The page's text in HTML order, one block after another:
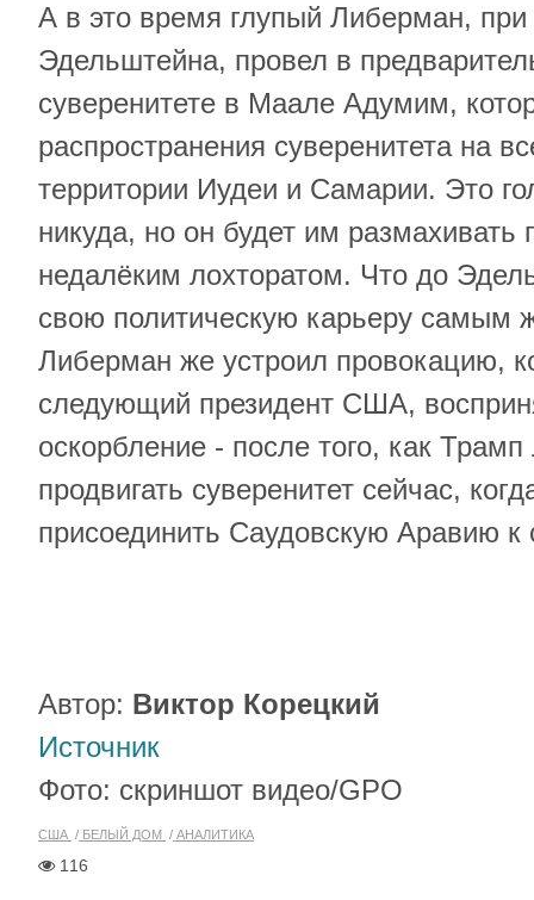
А в это время глупый Либерман,
Эдельштейна, провел в
суверенитете в Маале Адумим,
распространения суверенитета на
территории Иудеи и Самарии. Это
никуда, но он будет им размахивать
недалёким лохторатом. Что до
свою политическую карьеру самым
Либерман же устроил провокацию,
следующий президент США,
оскорбление - после того, как
продвигать суверенитет сейчас,
присоединить Саудовскую Аравию
Автор: Виктор Корецкий
Источник
Фото: скриншот видео/GPO
США БЕЛЫЙ ДОМ АНАЛИТИКА
116